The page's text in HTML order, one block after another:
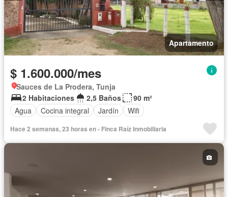
Apartamento
$ 1.600.000/mes
Sauces de La Prodera, Tunja
2 Habitaciones
2,5 Baños
90 m²
Agua
Cocina integral Jardín Wifi
Hace 2 semanas, 23 horas en - Finca Raíz Inmobiliaria